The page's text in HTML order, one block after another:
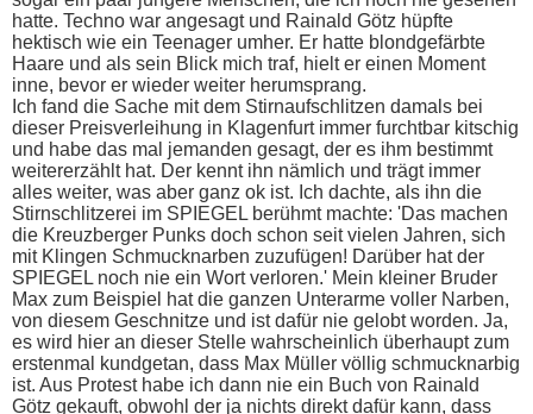
hatte. Techno war angesagt und Rainald Götz hüpfte
hektisch wie ein Teenager umher. Er hatte blondgefärbte
Haare und als sein Blick mich traf, hielt er einen Moment
inne, bevor er wieder weiter herumsprang.
Ich fand die Sache mit dem Stirnaufschlitzen damals bei
dieser Preisverleihung in Klagenfurt immer furchtbar kitschig
und habe das mal jemanden gesagt, der es ihm bestimmt
weitererzählt hat. Der kennt ihn nämlich und trägt immer
alles weiter, was aber ganz ok ist. Ich dachte, als ihn die
Stirnschlitzerei im SPIEGEL berühmt machte: 'Das machen
die Kreuzberger Punks doch schon seit vielen Jahren, sich
mit Klingen Schmucknarben zuzufügen! Darüber hat der
SPIEGEL noch nie ein Wort verloren.' Mein kleiner Bruder
Max zum Beispiel hat die ganzen Unterarme voller Narben,
von diesem Geschnitze und ist dafür nie gelobt worden. Ja,
es wird hier an dieser Stelle wahrscheinlich überhaupt zum
erstenmal kundgetan, dass Max Müller völlig schmucknarbig
ist. Aus Protest habe ich dann nie ein Buch von Rainald
Götz gekauft, obwohl der ja nichts direkt dafür kann, dass